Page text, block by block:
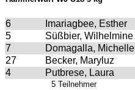
6 Imariagbee, Esther
5
Süßbier, Wilhelmine
7
Domagalla, Michelle
27
Becker, Maryluz
4
Putbrese, Laura
5 Teilnehmer